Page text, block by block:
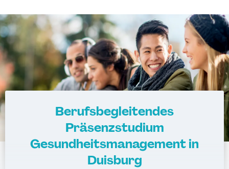
Berufsbegleitendes
Präsenzstudium
Gesundheitsmanagement in
Duisburg